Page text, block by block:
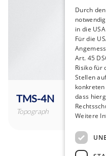
TMS-4N
Topograph
Durch
in die
Für die
Art. 45
Risiko für
Stellen
dass
Weitere